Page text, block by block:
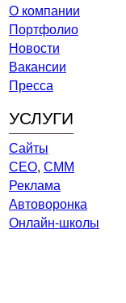
О компании
Портфолио
Новости
Вакансии
Пресса
УСЛУГИ
Сайты
СЕО, СММ
Реклама
Автоворонка
Онлайн-школы